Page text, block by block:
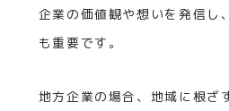
企業の価値観や想いを発信し
も重要です。
地方企業の場合、地域に根ざ